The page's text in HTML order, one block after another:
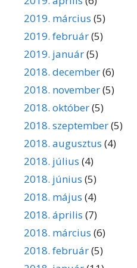
2019. március (5)
2019. február(5)
2019. január(5)
2018. december(6)
2018. november(5)
2018. október(5)
2018. szeptember(5)
2018. augusztus (4)
2018. július (4)
2018. június (5)
2018. május (4)
2018. április (7)
2018. március (6)
2018. február(5)